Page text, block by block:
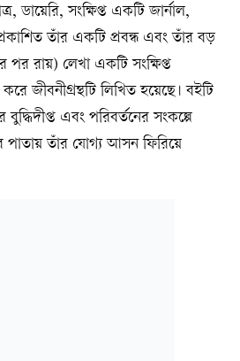
ডায়েরি, সংক্ষিপ্ত একটি জার্নাল,
তাঁর একটি প্রবন্ধ এবং তাঁর বড়
পর রায়) লেখা একটি সংক্ষিপ্ত
জীবনীগ্রন্থটি লিখিত হয়েছে। বইটি
এবং পরিবর্তনের সংকল্পে
পাতায় তাঁর যোগ্য আসন ফিরিয়ে